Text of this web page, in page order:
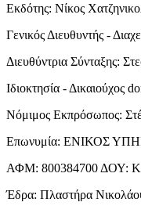
Εκδότης: Νίκος
Γενικός Διευθυντής -
Διευθύντρια Σύνταξης:
Ιδιοκτησία - Δικαιούχος
Νόμιμος Εκπρόσωπος:
Επωνυμία: ΕΝΙΚΟΣ
ΑΦΜ: 800384700 ΔΟΥ:
Έδρα: Πλαστήρα